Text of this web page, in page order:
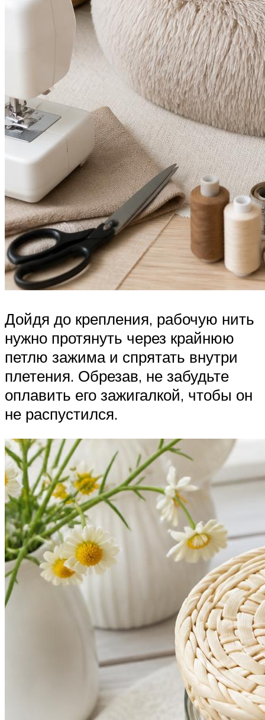
Дойдя до крепления, рабочую нить
нужно протянуть через крайнюю
петлю зажима и спрятать внутри
плетения. Обрезав, не забудьте
оплавить его зажигалкой, чтобы он
не распустился.